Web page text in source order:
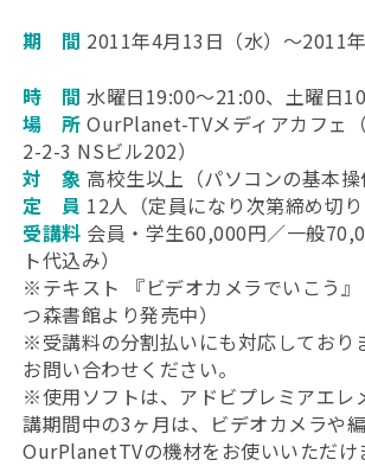
期 間 2011年4月13日（水）～2011年
時 間 水曜日19:00～21:00、土曜日
場 所 OurPlanet-TVメディアカフェ
2-2-3 NSビル202）
対 象 高校生以上（パソコンの基本操
定 員 12人（定員になり次第締め切り
受講料 会員・学生60,000円／一般
ト代込み）
※テキスト 『ビデオカメラでいこう
つ森書館より発売中）
※受講料の分割払いにも対応しており
お問い合わせください。
※使用ソフトは、アドビプレミアエレ
講期間中の3ヶ月は、ビデオカメラや
OurPlanetTVの機材をお使いいただけ